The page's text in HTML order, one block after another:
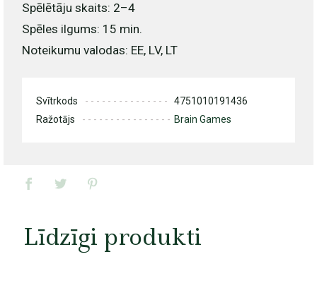
Spēlētāju skaits: 2–4
Spēles ilgums: 15 min.
Noteikumu valodas: EE, LV, LT
Svītrkods
4751010191436
Ražotājs
Brain Games
Līdzīgi produkti